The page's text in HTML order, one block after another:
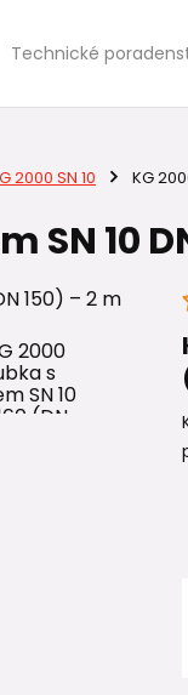
Technické
2000 SN 10 KG
10